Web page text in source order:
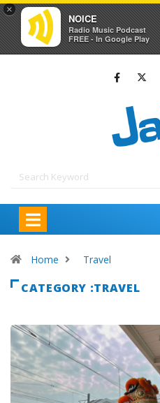
×
NOICE
Radio Music Podcast
FREE - In Google Play
Home Travel
CATEGORY :TRAVEL